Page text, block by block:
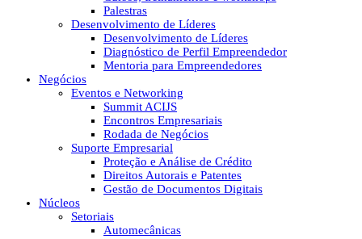
Palestras
Desenvolvimento de Líderes
Desenvolvimento de Líderes
Diagnóstico de Perfil Empreendedor
Mentoria para Empreendedores
Negócios
Eventos e Networking
Summit ACIJS
Encontros Empresariais
Rodada de Negócios
Suporte Empresarial
Proteção e Análise de Crédito
Direitos Autorais e Patentes
Gestão de Documentos Digitais
Núcleos
Setoriais
Automecânicas